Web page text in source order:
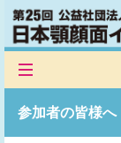
参加者の皆様へ